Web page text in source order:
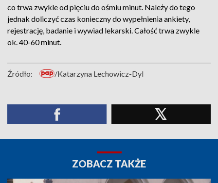
co trwa zwykle od pięciu do ośmiu minut. Należy do tego
jednak doliczyć czas konieczny do wypełnienia ankiety,
rejestrację, badanie i wywiad lekarski. Całość trwa zwykle
ok. 40-60 minut.
Źródło: /Katarzyna Lechowicz-Dyl
ZOBACZ TAKŻE